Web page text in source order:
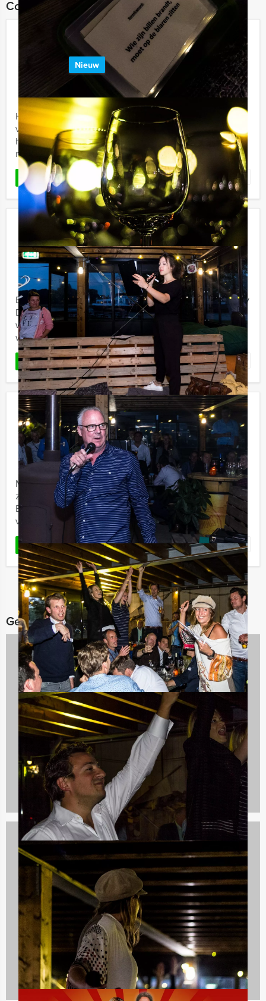
Combineer dit uitje met:
Sherlock Holmes Tablet Game
Leiden
Nieuw
Vanaf € 27,50 p.p. excl. BTW
Vanaf 12 personen ‐ 2 uur en 30 minuten
Holland Tour Guides komt nu met een spectaculaire
virtuele game in het centrum van Leiden. De politie
heeft dringend jullie hulp nodig om een lastige
moordzaak op te ...
LEES MEER Favoriet
Crime City Dinner in Almere
Vanaf€ 64,50 p.p. excl. BTW
Vanaf 12 personen ‐ 4 uur en 30 minuten
Beleef in Almere met Holland Tour Guides de Crime City
Dinner game: een supermodern, virtueel GPS spel dat
we afwisselen met een heerlijk drie gangen diner,
waarbij drie ...
LEES MEER Favoriet
GPS Speurtocht Breda
Vanaf€ 22,50 p.p. excl. BTW
Vanaf 12 personen ‐ 2 uur en 30 minuten
Met deze GPS Speurtocht van Holland Tour Guides
zorgen wij dat u binnen no-time de weg weet in
Breda. Door middel van een GPS apparaat en leuke
vragen zullen wij uw ...
LEES MEER Favoriet
Gerelateerde categorieën
Dagarrangementen
970 uitjes
Culinaire uitjes
1237 uitjes